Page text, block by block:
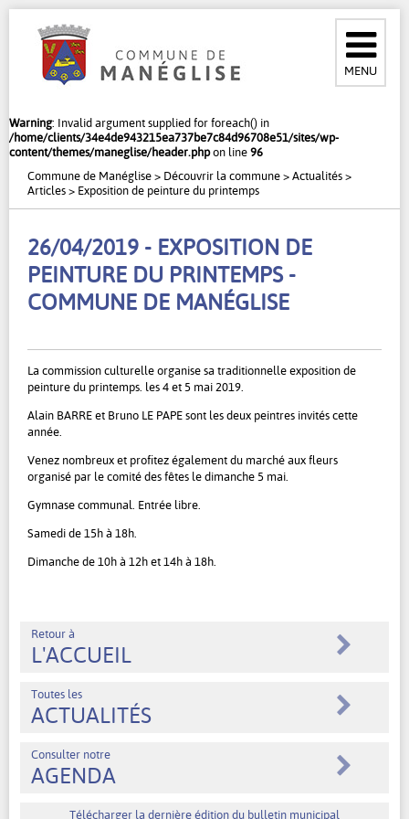
MENU
Warning: Invalid argument supplied for foreach() in
/home/clients/34e4de943215ea737be7c84d96708e51/sites/wp-
content/themes/maneglise/header.phpon line96
Commune de Manéglise> Découvrir la commune>Actualités>
Articles> Exposition de peinture du printemps
26/04/2019 - EXPOSITION DE
PEINTURE DU PRINTEMPS -
COMMUNE DE MANÉGLISE
La commission culturelle organise sa traditionnelle exposition de
peinture du printemps. les 4 et 5 mai 2019.
Alain BARRE et Bruno LE PAPE sont les deux peintres invités cette
année.
Venez nombreux et profitez également du marché aux fleurs
organisé par le comité des fêtes le dimanche 5 mai.
Gymnase communal. Entrée libre.
Samedi de 15h à 18h.
Dimanche de 10h à 12h et 14h à 18h.
Retour à
L'ACCUEIL
Toutes les
ACTUALITÉS
Consulter notre
AGENDA
Télécharger la dernière édition du bulletin municipal